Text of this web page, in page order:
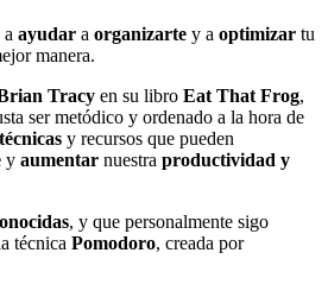
ayudar a organizarte y a optimizar tu
manera.
Tracy en su libro Eat That Frog,
ser metódico y ordenado a la hora de
y recursos que pueden
y aumentar nuestra productividad y
, y que personalmente sigo
técnica Pomodoro, creada por